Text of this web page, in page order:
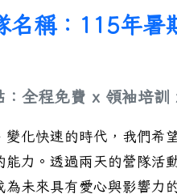
名稱：115年暑
：全程免費 x 領袖培訓
變化快速的時代，我們希
能力。透過兩天的營隊活
為未來具有愛心與影響力